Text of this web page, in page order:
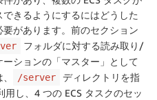
きるようにするにはどうした
があります。前のセクション
フォルダに対する読み取り/
ションの「マスター」として
/server
ディレクトリを指
し、4 つの ECS タスクのセッ